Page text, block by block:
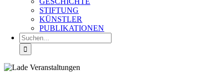
STIFTUNG
KÜNSTLER
PUBLIKATIONEN
Suche
nach: